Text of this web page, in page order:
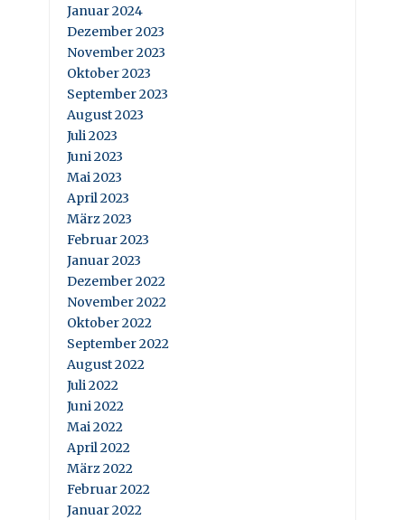
Januar 2024
Dezember 2023
November 2023
Oktober 2023
September 2023
August 2023
Juli 2023
Juni 2023
Mai 2023
April 2023
März 2023
Februar 2023
Januar 2023
Dezember 2022
November 2022
Oktober 2022
September 2022
August 2022
Juli 2022
Juni 2022
Mai 2022
April 2022
März 2022
Februar 2022
Januar 2022